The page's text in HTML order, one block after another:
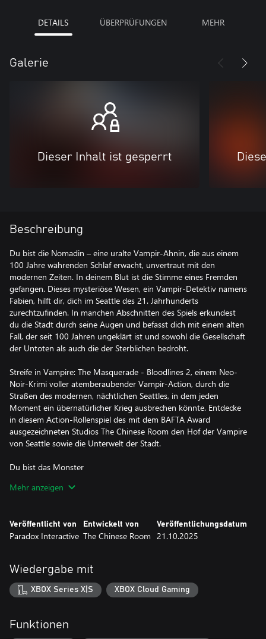
DETAILS ÜBERPRÜFUNGEN MEHR
Galerie
Dieser Inhalt ist gesperrt
Beschreibung
Du bist die Nomadin – eine uralte Vampir-Ahnin, die aus einem
100 Jahre währenden Schlaf erwacht, unvertraut mit den
modernen Zeiten. In deinem Blut ist die Stimme eines Fremden
gefangen. Dieses mysteriöse Wesen, ein Vampir-Detektiv namens
Fabien, hilft dir, dich im Seattle des 21. Jahrhunderts
zurechtzufinden. In manchen Abschnitten des Spiels erkundest
du die Stadt durch seine Augen und befasst dich mit einem alten
Fall, der seit 100 Jahren ungeklärt ist und sowohl die Gesellschaft
der Untoten als auch die der Sterblichen bedroht.
Streife in Vampire: The Masquerade - Bloodlines 2, einem Neo-
Noir-Krimi voller atemberaubender Vampir-Action, durch die
Straßen des modernen, nächtlichen Seattles, in dem jeden
Moment ein übernatürlicher Krieg ausbrechen könnte. Entdecke
in diesem Action-Rollenspiel des mit dem BAFTA Award
ausgezeichneten Studios The Chinese Room den Hof der Vampire
von Seattle sowie die Unterwelt der Stadt.
Du bist das Monster
Nachts begibst du dich auf die Jagd und trinkst von den
dunkle Gassen zu locken, wo du dann deinen Durst stillst. Doch
hüte dich davor, die Maskerade zu brechen: Gib niemals preis,
Unwesen treiben.
Erlebe immersive, nervenkitzelnde Kämpfe, die je nach deiner
belohnen. Wirst du dich im Nahkampf mit übernatürlicher Stärke
Mehr anzeigen
Veröffentlicht von
Paradox Interactive
Entwickelt von
The Chinese Room
Veröffentlichungsdatum
21.10.2025
Wiedergabe mit
XBOX Series X|S XBOX Cloud Gaming
Funktionen